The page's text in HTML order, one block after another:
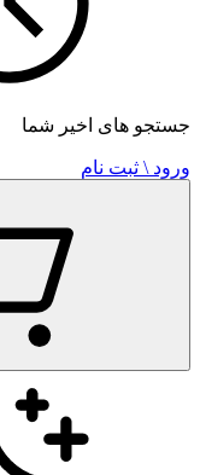
جستجو های اخیر شما
ورود \ ثبت نام